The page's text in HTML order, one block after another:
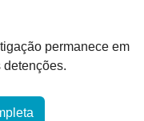
permanece em